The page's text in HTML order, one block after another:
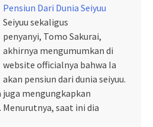
Pensiun Dari Dunia Seiyuu
Seiyuu sekaligus
penyanyi, Tomo Sakurai,
akhirnya mengumumkan di
website officialnya bahwa Ia
akan pensiun dari dunia seiyuu.
mengungkapkan
saat ini dia